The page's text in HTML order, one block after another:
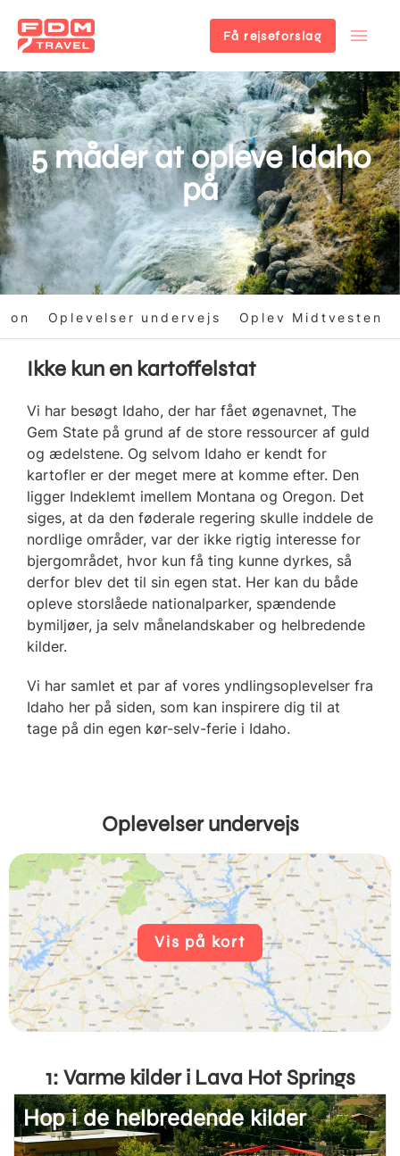
Gå
til
hovedindhold
Få rejseforslag
5 måder at opleve Idaho
på
Oplevelser undervejs Oplev Midtvesten
Ikke kun en kartoffelstat
Vi har besøgt Idaho, der har fået øgenavnet, The
Gem State på grund af de store ressourcer af guld
og ædelstene. Og selvom Idaho er kendt for
kartofler er der meget mere at komme efter. Den
ligger Indeklemt imellem Montana og Oregon. Det
siges, at da den føderale regering skulle inddele de
nordlige områder, var der ikke rigtig interesse for
bjergområdet, hvor kun få ting kunne dyrkes, så
derfor blev det til sin egen stat. Her kan du både
opleve storslåede nationalparker, spændende
bymiljøer, ja selv månelandskaber og helbredende
kilder.
Vi har samlet et par af vores yndlingsoplevelser fra
Idaho her på siden, som kan inspirere dig til at
tage på din egen kør-selv-ferie i Idaho.
Oplevelser undervejs
Vis på kort
1: Varme kilder i Lava Hot Springs
Hop i de helbredende kilder